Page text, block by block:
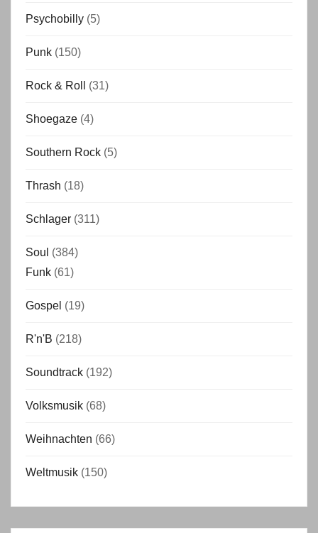
Psychobilly (5)
Punk (150)
Rock & Roll (31)
Shoegaze (4)
Southern Rock (5)
Thrash (18)
Schlager (311)
Soul (384)
Funk (61)
Gospel (19)
R'n'B (218)
Soundtrack (192)
Volksmusik (68)
Weihnachten (66)
Weltmusik (150)